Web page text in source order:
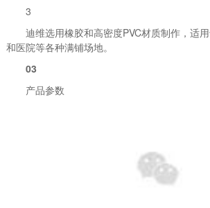
3
迪维选用橡胶和高密度PVC材质制作，适
和医院等各种满铺场地。
03
产品参数